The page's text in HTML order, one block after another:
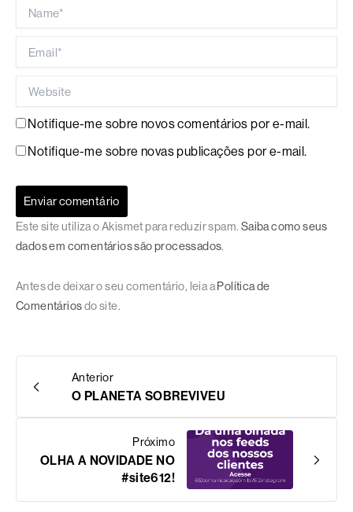
Notifique-me sobre novos comentários por e-mail.
Notifique-me sobre novas publicações por e-mail.
Este site utiliza o Akismet para reduzir spam. Saiba como seus
dados em comentários são processados.
Antes de deixar o seu comentário, leia a Política de
Comentáriosdo site.
Anterior
O PLANETA SOBREVIVEU
Próximo
OLHA A NOVIDADE NO
#site612!